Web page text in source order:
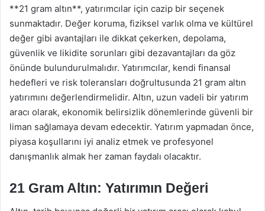
**21 gram altın**, yatırımcılar için cazip bir seçenek
sunmaktadır. Değer koruma, fiziksel varlık olma ve kültürel
değer gibi avantajları ile dikkat çekerken, depolama,
güvenlik ve likidite sorunları gibi dezavantajları da göz
önünde bulundurulmalıdır. Yatırımcılar, kendi finansal
hedefleri ve risk toleransları doğrultusunda 21 gram altın
yatırımını değerlendirmelidir. Altın, uzun vadeli bir yatırım
aracı olarak, ekonomik belirsizlik dönemlerinde güvenli bir
liman sağlamaya devam edecektir. Yatırım yapmadan önce,
piyasa koşullarını iyi analiz etmek ve profesyonel
danışmanlık almak her zaman faydalı olacaktır.
21 Gram Altın: Yatırımın Değeri